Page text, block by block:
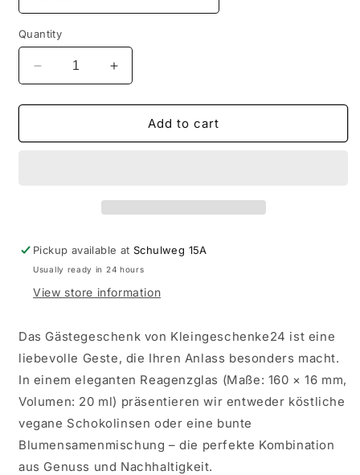
Quantity
Decrease
quantity
for
&quot;Blumensamen&quot;
Reagenzglas
Increase
quantity
for
Ostergeschenk
&quot;Blumensamen&quot;
Reagenzglas
Add to cart
Pickup available atSchulweg 15A
Usually ready in 24 hours
View store information
Das Gästegeschenk von Kleingeschenke24 ist eine
liebevolle Geste, die Ihren Anlass besonders macht.
In einem eleganten Reagenzglas (Maße: 160 × 16 mm,
Volumen: 20 ml) präsentieren wir entweder köstliche
vegane Schokolinsen oder eine bunte
Blumensamenmischung – die perfekte Kombination
aus Genuss und Nachhaltigkeit.